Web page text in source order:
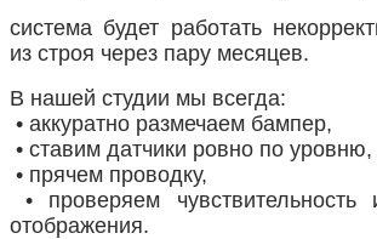
система будет работать
из строя через пару месяцев.
В нашей студии мы всегда:
• аккуратно размечаем бампер,
• ставим датчики ровно по уровню,
• прячем проводку,
• проверяем чувствительность
отображения.